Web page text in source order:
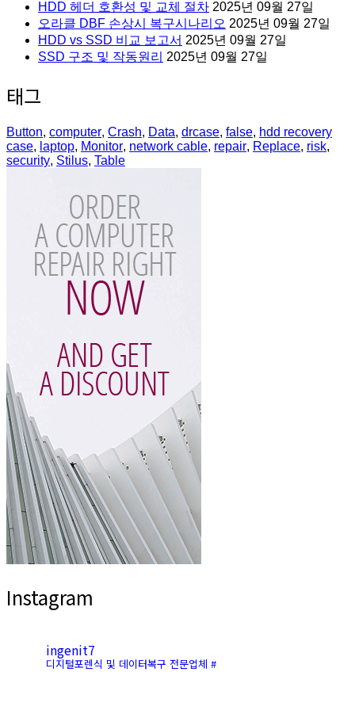
HDD 헤더 호환성 및 교체 절차 2025년 09월 27일
오라클 DBF 손상시 복구시나리오 2025년 09월 27일
HDD vs SSD 비교 보고서 2025년 09월 27일
SSD 구조 및 작동원리 2025년 09월 27일
태그
Button, computer, Crash, Data, drcase, false, hdd recovery
case, laptop, Monitor, network cable, repair, Replace, risk,
security, Stilus, Table
Instagram
ingenit7
디지털포렌식 및 데이터복구 전문업체 #